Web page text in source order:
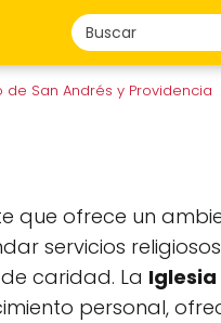
San Andrés y Providencia
que ofrece un
servicios
caridad. La Iglesia
personal,